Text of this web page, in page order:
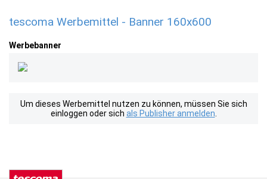
tescoma Werbemittel - Banner 160x600
Werbebanner
Um dieses Werbemittel nutzen zu können, müssen Sie sich
einloggen oder sich als Publisher anmelden